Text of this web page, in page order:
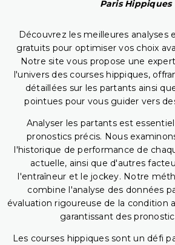
Paris Hippiques
Découvrez les meilleures analyses
gratuits pour optimiser vos choix
Notre site vous propose une
l'univers des courses hippiques,
détaillées sur les partants ainsi
pointues pour vous guider vers
Analyser les partants est
pronostics précis. Nous
l'historique de performance de
actuelle, ainsi que d'autres
l'entraîneur et le jockey. Notre
combine l'analyse des données
évaluation rigoureuse de la condition
garantissant des
Les courses hippiques sont un défi